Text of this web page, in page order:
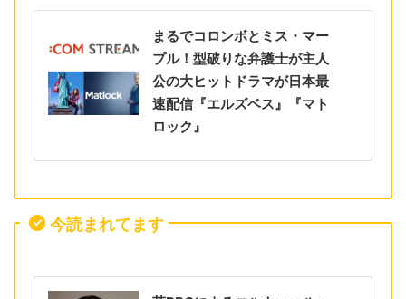
まるでコロンボとミス・マー
プル！型破りな弁護士が主人
公の大ヒットドラマが日本最
速配信『エルズベス』『マト
ロック』
今読まれてます